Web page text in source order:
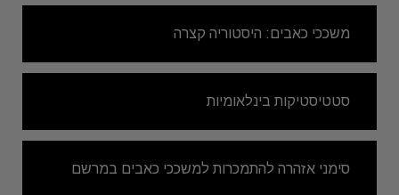
משככי כאבים: היסטוריה קצרה
סטטיסטיקות בינלאומיות
סימני אזהרה להתמכרות למשככי כאבים במרשם